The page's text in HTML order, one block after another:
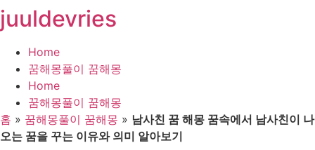
콘
텐
뛰
기
juuldevries
Home
꿈해몽풀이 꿈해몽
Home
꿈해몽풀이 꿈해몽
홈 » 꿈해몽풀이 꿈해몽 » 남사친 꿈 해몽 꿈속에서 남사친이 나
오는 꿈을 꾸는 이유와 의미 알아보기